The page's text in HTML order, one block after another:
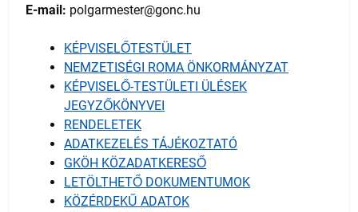
E-mail: polgarmester@gonc.hu
KÉPVISELŐTESTÜLET
NEMZETISÉGI ROMA ÖNKORMÁNYZAT
KÉPVISELŐ-TESTÜLETI ÜLÉSEK
JEGYZŐKÖNYVEI
RENDELETEK
ADATKEZELÉS TÁJÉKOZTATÓ
GKÖH KÖZADATKERESŐ
LETÖLTHETŐ DOKUMENTUMOK
KÖZÉRDEKŰ ADATOK